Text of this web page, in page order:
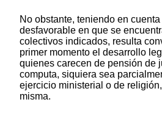
No obstante, teniendo en
desfavorable en que se
colectivos indicados, resulta
primer momento el desarrollo
quienes carecen de pensión de
computa, siquiera sea
ejercicio ministerial o de
misma.